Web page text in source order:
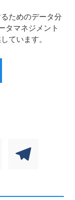
ためのデータ分
タマネジメント
ています。